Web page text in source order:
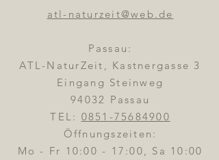
atl-naturzeit@web.de
Passau:
ATL-NaturZeit, Kastnergasse 3
Eingang Steinweg
94032 Passau
TEL: 0851-75684900
Öffnungszeiten:
Mo - Fr 10:00 - 17:00, Sa 10:00